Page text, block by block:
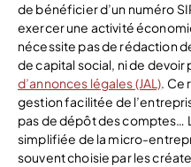
de bénéficier d’un numéro
exercer une activité
nécessite pas de rédaction
de capital social, ni de devoir
d’annonces légales (JAL). Ce
gestion facilitée de
pas de dépôt des comptes…
simplifiée de la micro-
souvent choisie par les